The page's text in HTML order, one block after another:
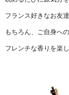
フランス好きなお友
もちろん、ご自身へ
フレンチな香りを楽